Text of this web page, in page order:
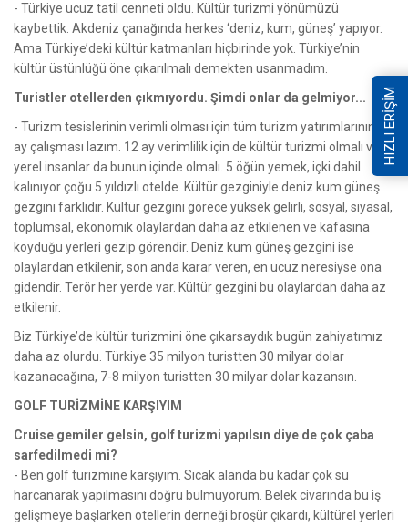
- Türkiye ucuz tatil cenneti oldu. Kültür turizmi yönümüzü
kaybettik. Akdeniz çanağında herkes ‘deniz, kum, güneş’ yapıyor.
Ama Türkiye’deki kültür katmanları hiçbirinde yok. Türkiye’nin
kültür üstünlüğü öne çıkarılmalı demekten usanmadım.
Turistler otellerden çıkmıyordu. Şimdi onlar da gelmiyor...
- Turizm tesislerinin verimli olması için tüm turizm yatırımlarının 12
ay çalışması lazım. 12 ay verimlilik için de kültür turizmi olmalı ve
yerel insanlar da bunun içinde olmalı. 5 öğün yemek, içki dahil
kalınıyor çoğu 5 yıldızlı otelde. Kültür gezginiyle deniz kum güneş
gezgini farklıdır. Kültür gezgini görece yüksek gelirli, sosyal, siyasal,
toplumsal, ekonomik olaylardan daha az etkilenen ve kafasına
koyduğu yerleri gezip görendir. Deniz kum güneş gezgini ise
olaylardan etkilenir, son anda karar veren, en ucuz neresiyse ona
gidendir. Terör her yerde var. Kültür gezgini bu olaylardan daha az
etkilenir.
Biz Türkiye’de kültür turizmini öne çıkarsaydık bugün zahiyatımız
daha az olurdu. Türkiye 35 milyon turistten 30 milyar dolar
kazanacağına, 7-8 milyon turistten 30 milyar dolar kazansın.
GOLF TURİZMİNE KARŞIYIM
Cruise gemiler gelsin, golf turizmi yapılsın diye de çok çaba
sarfedilmedi mi?
- Ben golf turizmine karşıyım. Sıcak alanda bu kadar çok su
harcanarak yapılmasını doğru bulmuyorum. Belek civarında bu iş
gelişmeye başlarken otellerin derneği broşür çıkardı, kültürel yerleri
HIZLI ERİŞİM